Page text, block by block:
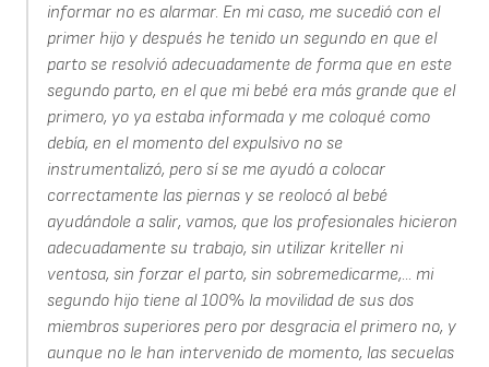
informar no es alarmar. En mi caso, me sucedió con el
primer hijo y después he tenido un segundo en que el
parto se resolvió adecuadamente de forma que en este
segundo parto, en el que mi bebé era más grande que el
primero, yo ya estaba informada y me coloqué como
debía, en el momento del expulsivo no se
instrumentalizó, pero sí se me ayudó a colocar
correctamente las piernas y se reolocó al bebé
ayudándole a salir, vamos, que los profesionales hicieron
adecuadamente su trabajo, sin utilizar kriteller ni
ventosa, sin forzar el parto, sin sobremedicarme,... mi
segundo hijo tiene al 100% la movilidad de sus dos
miembros superiores pero por desgracia el primero no, y
aunque no le han intervenido de momento, las secuelas